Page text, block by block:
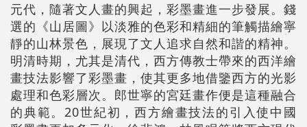
元代，隨著文人畫的興起，彩墨畫進一步發展。錢
選的《山居圖》以淡雅的色彩和精細的筆觸描繪寧
靜的山林景色，展現了文人追求自然和諧的精神。
明清時期，尤其是清代，西方傳教士帶來的西洋繪
畫技法影響了彩墨畫，使其更多地借鑒西方的光影
處理和色彩層次。郎世寧的宮廷畫作便是這種融合
的典範。20世紀初，西方繪畫技法的引入使中國